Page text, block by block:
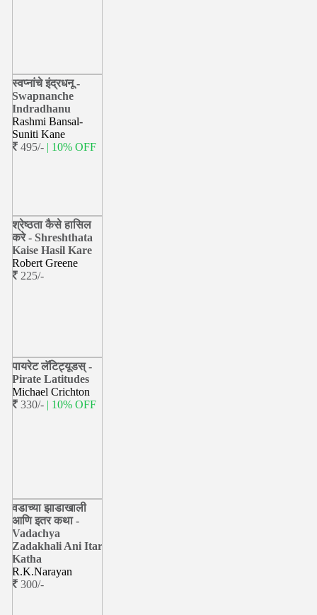
स्वप्नांचे इंद्रधनू -
Swapnanche
Indradhanu
Rashmi Bansal-
Suniti Kane
495/- | 10% OFF
श्रेष्ठता कैसे हासिल
करे - Shreshthata
Kaise Hasil Kare
Robert Greene
225/-
पायरेट लॅटिट्यूडस् -
Pirate Latitudes
Michael Crichton
330/- | 10% OFF
वडाच्या झाडाखाली
आणि इतर कथा -
Vadachya
Zadakhali Ani Itar
Katha
R.K.Narayan
300/-